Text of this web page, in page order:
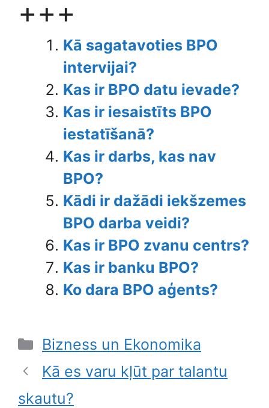
+++
Kā sagatavoties BPO
intervijai?
Kas ir BPO datu ievade?
Kas ir iesaistīts BPO
iestatīšanā?
Kas ir darbs, kas nav
BPO?
Kādi ir dažādi iekšzemes
BPO darba veidi?
Kas ir BPO zvanu centrs?
Kas ir banku BPO?
Ko dara BPO aģents?
Categories
Bizness un Ekonomika
Kā es varu kļūt par talantu
skautu?